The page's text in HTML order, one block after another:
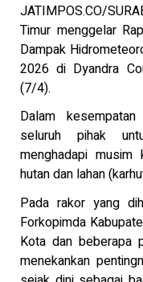
JATIMPOS.CO/
Timur menggelar
Dampak
2026 di Dyandra
(7/4).
Dalam
seluruh pihak
menghadapi
hutan dan lahan
Pada rakor yang
Forkopimda
Kota dan beberapa
menekankan